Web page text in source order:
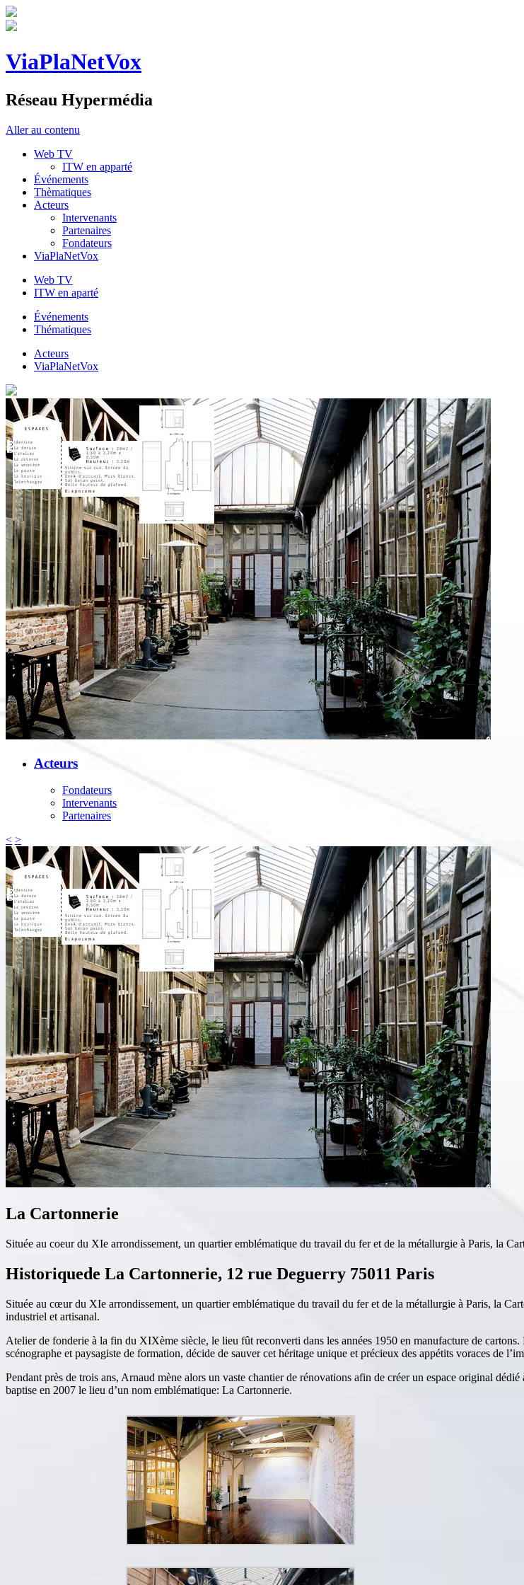
ViaPlaNetVox
Réseau Hypermédia
Aller au contenu
Web TV
ITW en apparté
Événements
Thèmatiques
Acteurs
Intervenants
Partenaires
Fondateurs
ViaPlaNetVox
Web TV
ITW en aparté
Événements
Thématiques
Acteurs
ViaPlaNetVox
Acteurs
Fondateurs
Intervenants
Partenaires
< >
La Cartonnerie
Située au coeur du XIe arrondissement, un quartier emblématique du travail du fer et de la métallurgie à Paris, la
Historiquede La Cartonnerie, 12 rue Deguerry 75011 Paris
Située au cœur du XIe arrondissement, un quartier emblématique du travail du fer et de la métallurgie à Paris, la
industriel et artisanal.
Atelier de fonderie à la fin du XIXème siècle, le lieu fût reconverti dans les années 1950 en manufacture de
scénographe et paysagiste de formation, décide de sauver cet héritage unique et précieux des appétits voraces de
Pendant près de trois ans, Arnaud mène alors un vaste chantier de rénovations afin de créer un espace original
baptise en 2007 le lieu d’un nom emblématique: La Cartonnerie.